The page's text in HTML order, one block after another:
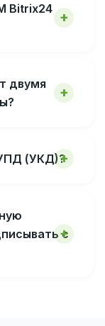
Bitrix24
двумя
(УКД)?
с